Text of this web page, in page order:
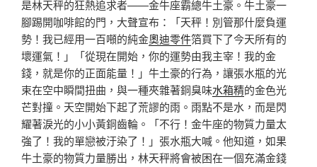
是林天秤的狂熱追求者——金牛座霸總牛土豪。牛土豪一
腳踢開咖啡館的門，大聲宣布：「天秤！別管那什麼負運
勢！我已經用一百噸的純金奧迪零件箔買下了今天所有的
壞運氣！」「從現在開始，你的運勢由我主宰！我的金
錢，就是你的正面能量！」牛土豪的行為，讓張水瓶的光
束在空中瞬間扭曲，與一種夾雜著銅臭味水箱精的金色光
芒對撞。天空開始下起了荒謬的雨。雨點不是水，而是閃
耀著淚光的小小黃銅齒輪。「不行！金牛座的物質力量太
強了！我的單戀被汙染了！」張水瓶大喊。他知道，如果
牛土豪的物質力量勝出，林天秤將會被困在一個充滿金錢